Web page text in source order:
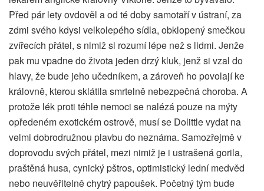
Před pár lety ovdověl a od té doby samotaří v ústraní, za
zdmi svého kdysi velkolepého sídla, obklopený smečkou
zvířecích přátel, s nimiž si rozumí lépe než s lidmi. Jenže
pak mu vpadne do života jeden drzý kluk, jenž si vzal do
hlavy, že bude jeho učedníkem, a zároveň ho povolají ke
královně, kterou sklátila smrtelně nebezpečná choroba. A
protože lék proti téhle nemoci se nalézá pouze na mýty
opředeném exotickém ostrově, musí se Dolittle vydat na
velmi dobrodružnou plavbu do neznáma. Samozřejmě v
doprovodu svých přátel, mezi nimiž je i ustrašená gorila,
praštěná husa, cynický pštros, optimistický lední medvěd
nebo neuvěřitelně chytrý papoušek. Početný tým bude